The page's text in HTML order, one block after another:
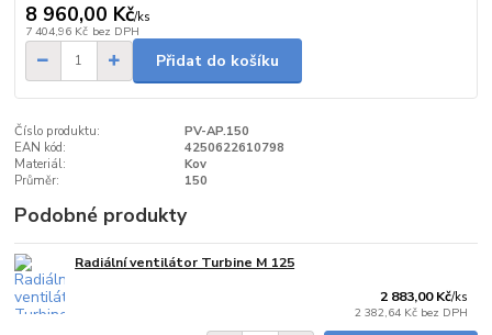
8 960,00 Kč/ks
7 404,96 Kč bez DPH
Přidat do košíku
Číslo produktu:
PV-AP.150
EAN kód:
4250622610798
Materiál:
Kov
Průměr:
150
Podobné produkty
Radiální ventilátor Turbine M 125
2 883,00 Kč/ks
2 382,64 Kč bez DPH